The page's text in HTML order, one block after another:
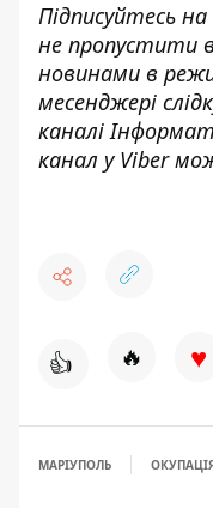
Підписуйтесь
не пропустити
новинами в
месенджері
каналі
канал у Viber
👍 🔥 ♥
МАРІУПОЛЬ